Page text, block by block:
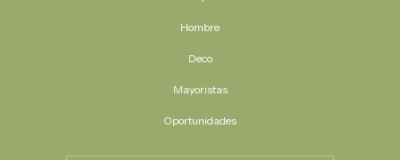
Hombre
Deco
Mayoristas
Oportunidades